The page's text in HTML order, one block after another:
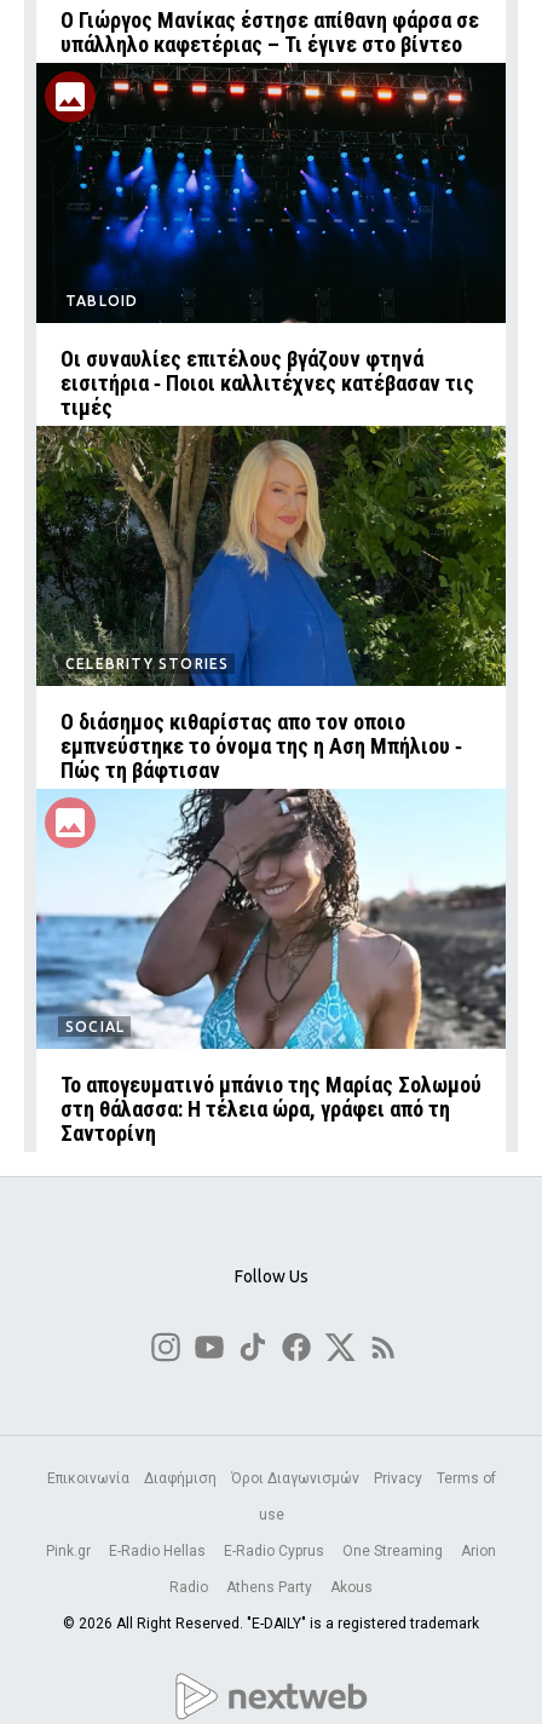
Ο Γιώργος Μανίκας έστησε απίθανη φάρσα σε
υπάλληλο καφετέριας – Τι έγινε στο βίντεο
TABLOID
Οι συναυλίες επιτέλους βγάζουν φτηνά
εισιτήρια ‑ Ποιοι καλλιτέχνες κατέβασαν τις
τιμές
CELEBRITY STORIES
Ο διάσημος κιθαρίστας απο τον οποιο
εμπνεύστηκε το όνομα της η Αση Μπήλιου ‑
Πώς τη βάφτισαν
SOCIAL
Το απογευματινό μπάνιο της Μαρίας Σολωμού
στη θάλασσα: Η τέλεια ώρα, γράφει από τη
Σαντορίνη
Follow Us
Επικοινωνία Διαφήμιση Όροι Διαγωνισμών Privacy Terms of
use
Pink.gr E-Radio Hellas E-Radio Cyprus One Streaming Arion
Radio Athens Party Akous
© 2026 All Right Reserved. "E-DAILY" is a registered trademark